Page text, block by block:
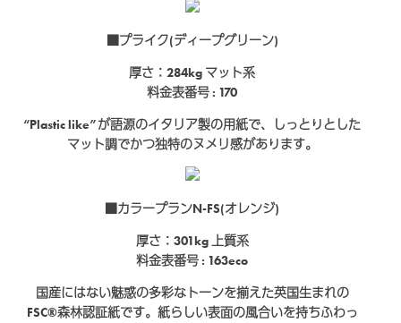
■プライク(ディープグリーン)
厚さ：284kg マット系
料金表番号 : 170
“Plastic like”が語源のイタリア製の用紙で、しっとりとした
マット調でかつ独特のヌメリ感があります。
■カラープランN-FS(オレンジ)
厚さ：301kg 上質系
料金表番号 : 163eco
国産にはない魅惑の多彩なトーンを揃えた英国生まれの
FSC®森林認証紙です。紙らしい表面の風合いを持ちふわっ